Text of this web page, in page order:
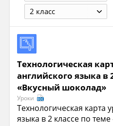
2 класс
Технологическая
английского языка в
«Вкусный шоколад»
Уроки
Технологическая карта
языка в 2 классе по